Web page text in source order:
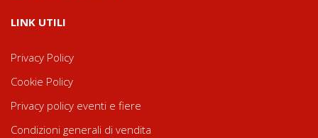
LINK UTILI
Privacy Policy
Cookie Policy
Privacy policy eventi e fiere
Condizioni generali di vendita